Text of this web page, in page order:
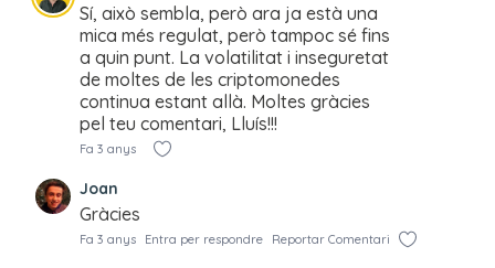
Sí, això sembla, però ara ja està una
mica més regulat, però tampoc sé fins
a quin punt. La volatilitat i inseguretat
de moltes de les criptomonedes
continua estant allà. Moltes gràcies
pel teu comentari, Lluís!!!
Fa 3 anys
Joan
Gràcies
Fa 3 anys Entra per respondre Reportar Comentari